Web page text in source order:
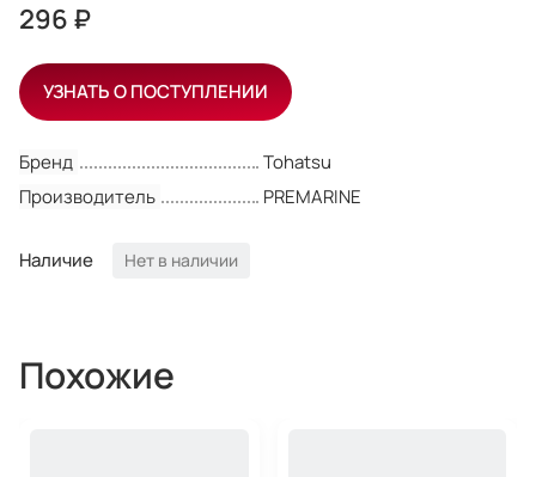
Бренд
Tohatsu
Производитель
PREMARINE
Наличие Нет в наличии
296 ₽
УЗНАТЬ О ПОСТУПЛЕНИИ
Похожие